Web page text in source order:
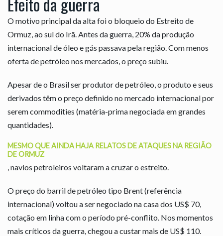
O motivo principal da alta foi o bloqueio do Estreito de
Ormuz, ao sul do Irã. Antes da guerra, 20% da produção
internacional de óleo e gás passava pela região. Com menos
oferta de petróleo nos mercados, o preço subiu.
Apesar de o Brasil ser produtor de petróleo, o produto e seus
derivados têm o preço definido no mercado internacional por
serem commodities (matéria-prima negociada em grandes
quantidades).
MESMO QUE AINDA HAJA RELATOS DE ATAQUES NA REGIÃO
DE ORMUZ
, navios petroleiros voltaram a cruzar o estreito.
O preço do barril de petróleo tipo Brent (referência
internacional) voltou a ser negociado na casa dos US$ 70,
cotação em linha com o período pré-conflito. Nos momentos
mais críticos da guerra, chegou a custar mais de US$ 110.